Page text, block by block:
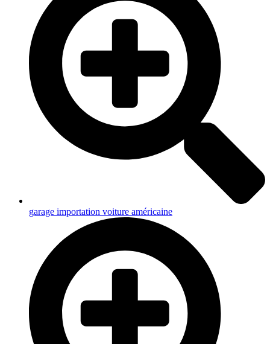
garage importation voiture américaine